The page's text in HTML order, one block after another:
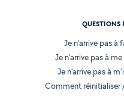
QUESTIONS
Je n'arrive pas à
Je n'arrive pas à
Je n'arrive pas à
Comment réinitialiser